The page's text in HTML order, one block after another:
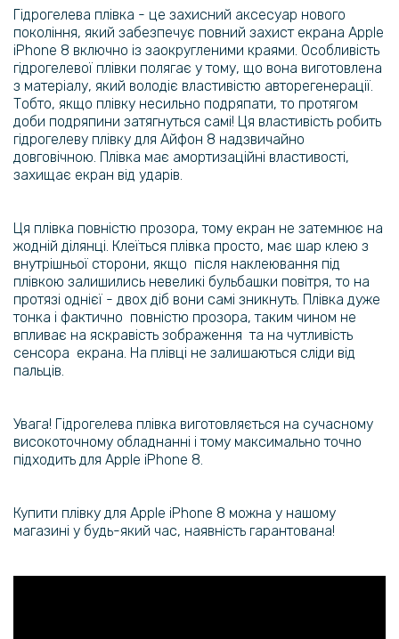
Протиударна гідрогелева плівка Hydrogel Film для Apple iPhone 11
Pro, Transparent
159 грн
199 грн
Протиударна гідрогелева плівка Hydrogel Film для Xiaomi Redmi
Note 8T, Transparent
159 грн
Протиударна гідрогелева плівка Hydrogel Film для Samsung Galaxy
M21 на задню панель, Transparent
159 грн
199 грн
Протиударна гідрогелева плівка Hydrogel Film для Apple iPhone 12,
Transparent
199 грн
Протиударна гідрогелева плівка Hydrogel Film для Google Pixel 3a,
Transparent
159 грн
199 грн
Гідрогелева плівка - це захисний аксесуар нового
покоління, який забезпечує повний захист екрана Apple
iPhone 8 включно із заокругленими краями. Особливість
гідрогелевої плівки полягає у тому, що вона виготовлена
з матеріалу, який володіє властивістю авторегенерації.
Тобто, якщо плівку несильно подряпати, то протягом
доби подряпини затягнуться самі! Ця властивість робить
гідрогелеву плівку для Айфон 8 надзвичайно
довговічною. Плівка має амортизаційні властивості,
захищає екран від ударів.
Ця плівка повністю прозора, тому екран не затемнює на
жодній ділянці. Клеїться плівка просто, має шар клею з
внутрішньої сторони, якщо після наклеювання під
плівкою залишились невеликі бульбашки повітря, то на
протязі однієї - двох діб вони самі зникнуть. Плівка дуже
тонка і фактично повністю прозора, таким чином не
впливає на яскравість зображення та на чутливість
сенсора екрана. На плівці не залишаються сліди від
пальців.
Увага! Гідрогелева плівка виготовляється на сучасному
високоточному обладнанні і тому максимально точно
підходить для Apple iPhone 8.
Купити плівку для Apple iPhone 8 можна у нашому
магазині у будь-який час, наявність гарантована!